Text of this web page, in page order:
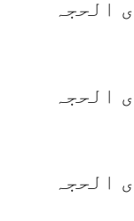
2026،مطابق 27/ذی الحجہ
2026،مطابق 28/ذی الحجہ
2026،مطابق 29/ذی الحجہ